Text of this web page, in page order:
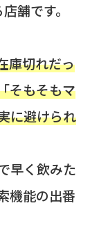
舗です。
庫切れだっ
そもそもマ
に避けられ
早く飲みた
機能の出番